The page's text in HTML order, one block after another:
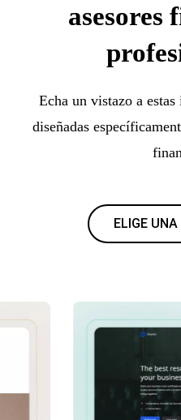
asesores
Echa un vistazo a
diseñadas
ELIGE